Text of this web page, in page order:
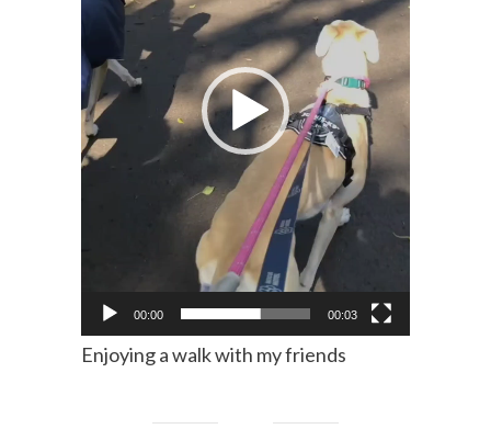
00:00 00:03
Enjoying a walk with my friends